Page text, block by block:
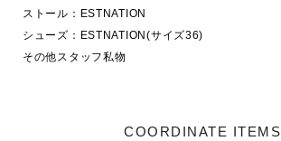
ストール：ESTNATION
シューズ：ESTNATION(サイズ36)
その他スタッフ私物
COORDINATE ITEMS